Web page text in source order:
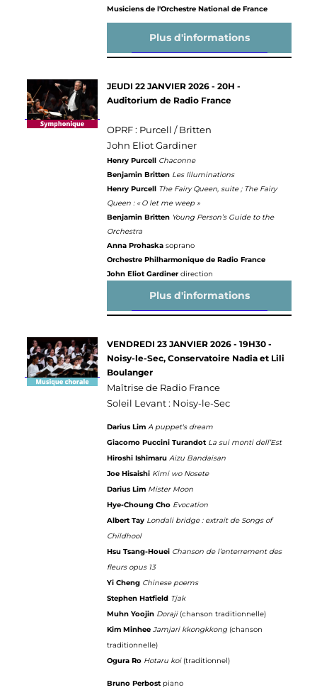
Musiciens de l'Orchestre National de France
Plus d'informations
JEUDI 22 JANVIER 2026 - 20H -
Auditorium de Radio France
OPRF : Purcell / Britten
John Eliot Gardiner
Henry Purcell Chaconne
Benjamin Britten Les Illuminations
Henry Purcell The Fairy Queen, suite ; The Fairy
Queen : « O let me weep »
Benjamin Britten Young Person’s Guide to the
Orchestra
Anna Prohaskasoprano
Orchestre Philharmonique de Radio France
John Eliot Gardinerdirection
Plus d'informations
VENDREDI 23 JANVIER 2026 - 19H30 -
Noisy-le-Sec, Conservatoire Nadia et Lili
Boulanger
Maîtrise de Radio France
Soleil Levant : Noisy-le-Sec
Darius LimA puppet's dream
Giacomo Puccini Turandot La sui monti dell’Est
Hiroshi IshimaruAizu Bandaisan
Joe Hisaishi Kimi wo Nosete
Darius Lim Mister Moon
Hye-Choung Cho Evocation
Albert Tay Londali bridge : extrait de Songs of
Childhool
Hsu Tsang-Houei Chanson de l’enterrement des
fleurs opus 13
Yi Cheng Chinese poems
Stephen Hatfield Tjak
Muhn Yoojin Doraji (chanson traditionnelle)
Kim MinheeJamjari kkongkkong (chanson
traditionnelle)
Ogura Ro Hotaru koi (traditionnel)
Bruno Perbost piano